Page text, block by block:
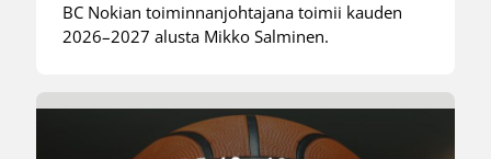
BC Nokian toiminnanjohtajana toimii kauden
2026–2027 alusta Mikko Salminen.